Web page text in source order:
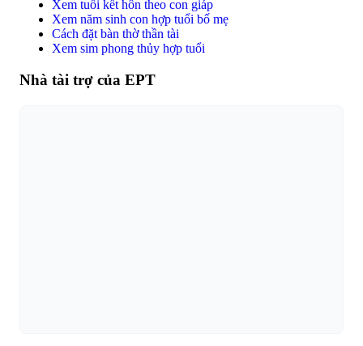
Xem tuổi kết hôn theo con giáp
Xem năm sinh con hợp tuổi bố mẹ
Cách đặt bàn thờ thần tài
Xem sim phong thủy hợp tuổi
Nhà tài trợ của EPT